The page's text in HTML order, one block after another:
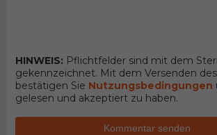
HINWEIS: Pflichtfelder sind mit dem
gekennzeichnet. Mit dem Versenden
bestätigen Sie Nutzungsbedingungen
gelesen und akzeptiert zu haben.
Kommentar senden